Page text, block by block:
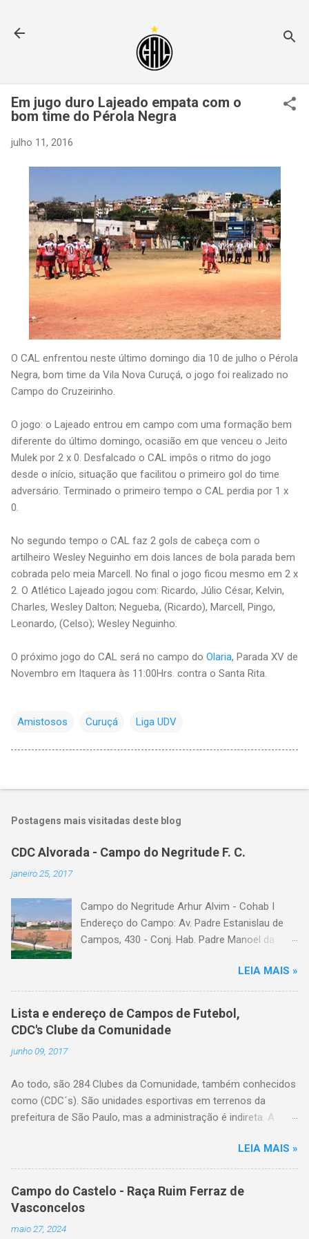
Em jugo duro Lajeado empata com o
bom time do Pérola Negra
julho 11, 2016
O CAL enfrentou neste último domingo dia 10 de julho o Pérola
Negra, bom time da Vila Nova Curuçá, o jogo foi realizado no
Campo do Cruzeirinho.
O jogo: o Lajeado entrou em campo com uma formação bem
diferente do último domingo, ocasião em que venceu o Jeito
Mulek por 2 x 0. Desfalcado o CAL impôs o ritmo do jogo
desde o início, situação que facilitou o primeiro gol do time
adversário. Terminado o primeiro tempo o CAL perdia por 1 x
0.
No segundo tempo o CAL faz 2 gols de cabeça com o
artilheiro Wesley Neguinho em dois lances de bola parada bem
cobrada pelo meia Marcell. No final o jogo ficou mesmo em 2 x
2. O Atlético Lajeado jogou com: Ricardo, Júlio César, Kelvin,
Charles, Wesley Dalton; Negueba, (Ricardo), Marcell, Pingo,
Leonardo, (Celso); Wesley Neguinho.
O próximo jogo do CAL será no campo do Olaria, Parada XV de
Novembro em Itaquera às 11:00Hrs. contra o Santa Rita.
Amistosos Curuçá Liga UDV
Postagens mais visitadas deste blog
CDC Alvorada - Campo do Negritude F. C.
janeiro 25, 2017
Campo do Negritude Arhur Alvim - Cohab I
Endereço do Campo: Av. Padre Estanislau de
Campos, 430 - Conj. Hab. Padre Manoel da
Categoria: cdc, campo de futebol, futebol de
várzea, futebol amador
LEIA MAIS »
Lista e endereço de Campos de Futebol,
CDC's Clube da Comunidade
junho 09, 2017
Ao todo, são 284 Clubes da Comunidade, também conhecidos
como (CDC´s). São unidades esportivas em terrenos da
prefeitura de São Paulo, mas a administração é indireta. A
com reconhecida vocação no trabalho esportivo, legalmente
constituídos em forma de associação comunitária ou e eleitos
pela própria população do bairro. A Secretaria de Esportes
coordena o processo de eleição das entidades que farão esta
atividades no calendário destes espaços, além de realizar
LEIA MAIS »
Campo do Castelo - Raça Ruim Ferraz de
Vasconcelos
maio 27, 2024